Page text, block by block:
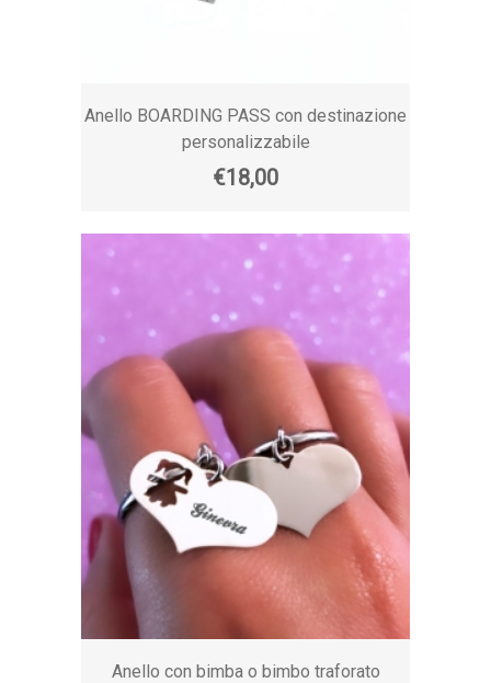
Anello BOARDING PASS con destinazione
personalizzabile
€18,00
Anello con bimba o bimbo traforato